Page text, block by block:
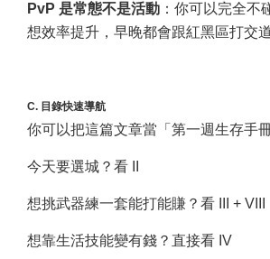
PvP 是常態不是活動 ：你可以完全不
想效率提升，早晚都會跟紅黑區打交道
C. 目錄快速導航
你可以把這篇文章當「第一週生存手冊
今天要選城？看 II
想挑武器練一套能打能賺？看 III + VIII
想靠生活技能變有錢？直接看 IV